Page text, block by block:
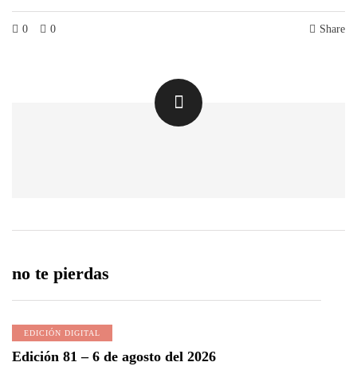
0 0 Share
no te pierdas
EDICIÓN DIGITAL
Edición 81 – 6 de agosto del 2026